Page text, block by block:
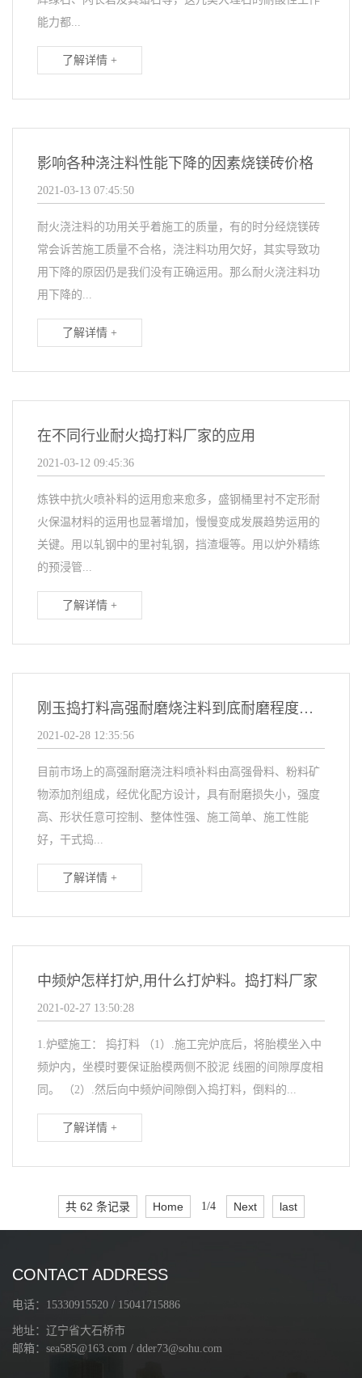
能力都...
了解详情 +
影响各种浇注料性能下降的因素烧镁砖价格
2021-03-13 07:45:50
耐火浇注料的功用关乎着施工的质量，有的时分经烧镁砖
常会诉苦施工质量不合格，浇注料功用欠好，其实导致功
用下降的原因仍是我们没有正确运用。那么耐火浇注料功
用下降的...
了解详情 +
在不同行业耐火捣打料厂家的应用
2021-03-12 09:45:36
炼铁中抗火喷补料的运用愈来愈多，盛钢桶里衬不定形耐
火保温材料的运用也显著增加，慢慢变成发展趋势运用的
关键。用以轧钢中的里衬轧钢，挡渣堰等。用以炉外精练
的预浸管...
了解详情 +
刚玉捣打料高强耐磨烧注料到底耐磨程度有多大？看完这个你就知道了
2021-02-28 12:35:56
目前市场上的高强耐磨浇注料喷补料由高强骨料、粉料矿
物添加剂组成，经优化配方设计，具有耐磨损失小，强度
高、形状任意可控制、整体性强、施工简单、施工性能
好，干式捣...
了解详情 +
中频炉怎样打炉,用什么打炉料。捣打料厂家
2021-02-27 13:50:28
1.炉壁施工： 捣打料 （1）.施工完炉底后，将胎模坐入中
频炉内，坐模时要保证胎模两侧不胶泥 线圈的间隙厚度相
同。 （2）.然后向中频炉间隙倒入捣打料，倒料的...
了解详情 +
共 62 条记录 Home 1/4 Next last
CONTACT ADDRESS
电话：15330915520 / 15041715886
地址：辽宁省大石桥市
邮箱：sea585@163.com / dder73@sohu.com